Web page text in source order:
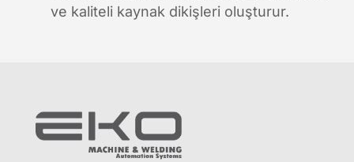
ve kaliteli kaynak dikişleri oluşturur.